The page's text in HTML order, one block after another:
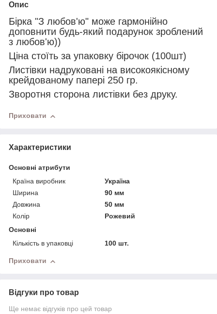
Опис
Бірка "З любов'ю" може гармонійно
доповнити будь-який подарунок зроблений
з любов'ю))
Ціна стоїть за упаковку бірочок (100шт)
Листівки надруковані на високоякісному
крейдованому папері 250 гр.
Зворотня сторона листівки без друку.
Приховати
Характеристики
Основні атрибути
Країна виробник
Україна
Ширина
90 мм
Довжина
50 мм
Колір
Рожевий
Основні
Кількість в упаковці
100 шт.
Приховати
Відгуки про товар
Ще немає відгуків про цей товар